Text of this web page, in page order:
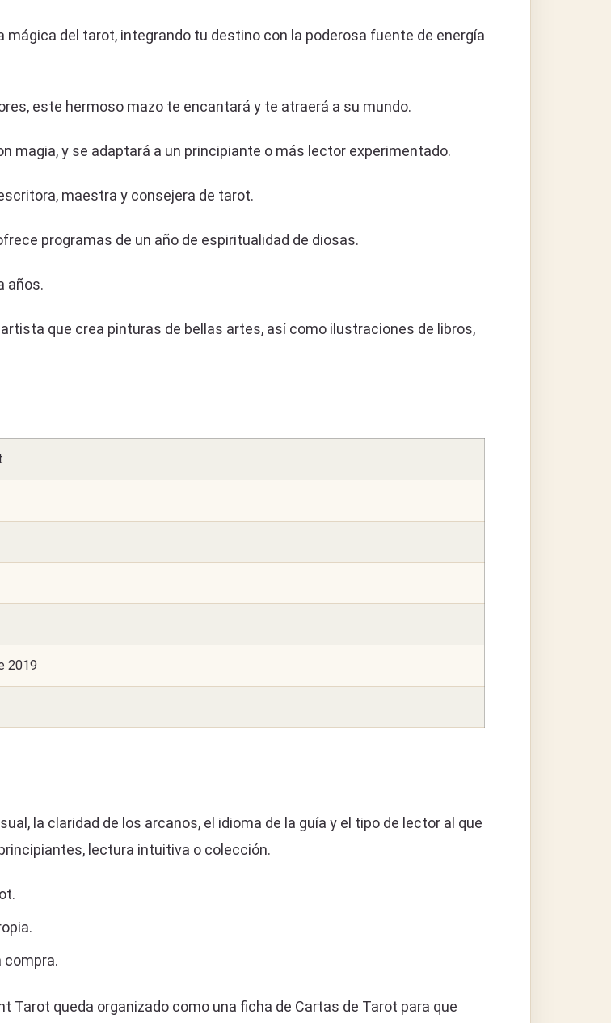
del tarot, integrando tu destino con la poderosa fuente de energía
este hermoso mazo te encantará y te atraerá a su mundo.
magia, y se adaptará a un principiante o más lector experimentado.
maestra y consejera de tarot.
programas de un año de espiritualidad de diosas.
años.
artista que crea pinturas de bellas artes, así como ilustraciones de libros,
2019
la claridad de los arcanos, el idioma de la guía y el tipo de lector al que
lectura intuitiva o colección.
compra.
Tarot queda organizado como una ficha de Cartas de Tarot para que